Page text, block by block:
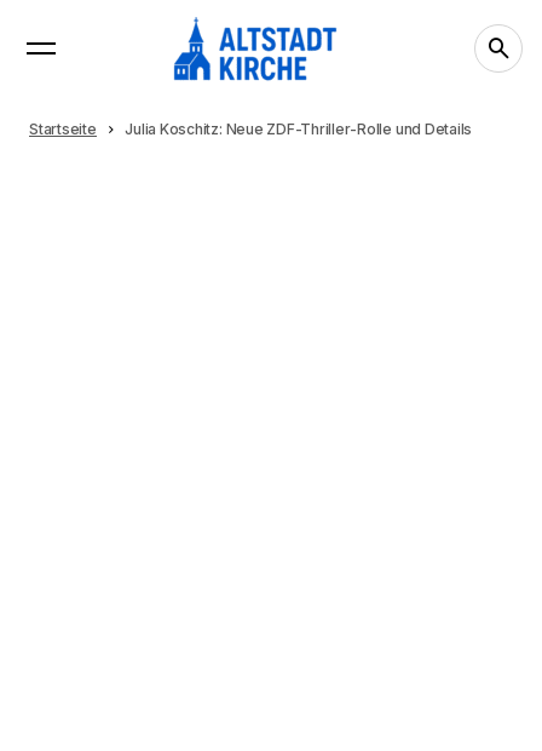
Startseite Julia Koschitz: Neue ZDF-Thriller-Rolle und Details